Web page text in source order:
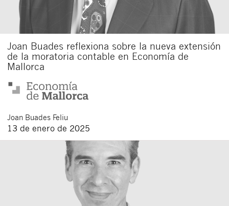
Joan Buades reflexiona sobre la nueva extensión
de la moratoria contable en Economía de
Mallorca
Joan Buades Feliu
13 de enero de 2025